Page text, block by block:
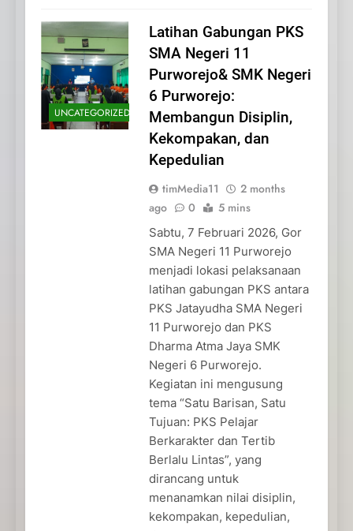
UNCATEGORIZED
Latihan Gabungan PKS
SMA Negeri 11
Purworejo& SMK Negeri
6 Purworejo:
Membangun Disiplin,
Kekompakan, dan
Kepedulian
timMedia11
2 months
ago
0 5 mins
Sabtu, 7 Februari 2026, Gor
SMA Negeri 11 Purworejo
menjadi lokasi pelaksanaan
latihan gabungan PKS antara
PKS Jatayudha SMA Negeri
11 Purworejo dan PKS
Dharma Atma Jaya SMK
Negeri 6 Purworejo.
Kegiatan ini mengusung
tema “Satu Barisan, Satu
Tujuan: PKS Pelajar
Berkarakter dan Tertib
Berlalu Lintas”, yang
dirancang untuk
menanamkan nilai disiplin,
kekompakan, kepedulian,